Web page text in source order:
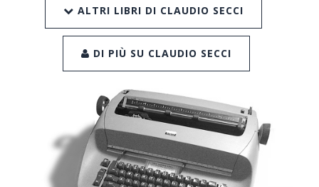
ALTRI LIBRI DI CLAUDIO SECCI
DI PIÙ SU CLAUDIO SECCI